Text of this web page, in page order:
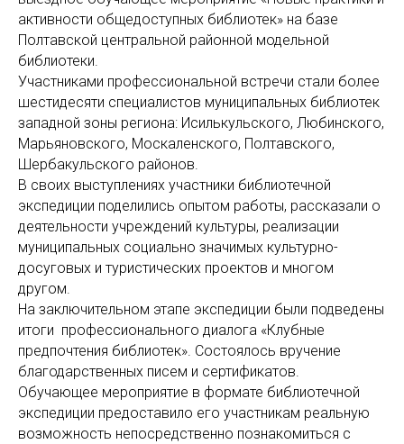
активности общедоступных библиотек» на базе
Полтавской центральной районной модельной
библиотеки.
Участниками профессиональной встречи стали более
шестидесяти специалистов муниципальных библиотек
западной зоны региона: Исилькульского, Любинского,
Марьяновского, Москаленского, Полтавского,
Шербакульского районов.
В своих выступлениях участники библиотечной
экспедиции поделились опытом работы, рассказали о
деятельности учреждений культуры, реализации
муниципальных социально значимых культурно-
досуговых и туристических проектов и многом
другом.
На заключительном этапе экспедиции были подведены
итоги профессионального диалога «Клубные
предпочтения библиотек». Состоялось вручение
благодарственных писем и сертификатов.
Обучающее мероприятие в формате библиотечной
экспедиции предоставило его участникам реальную
возможность непосредственно познакомиться с